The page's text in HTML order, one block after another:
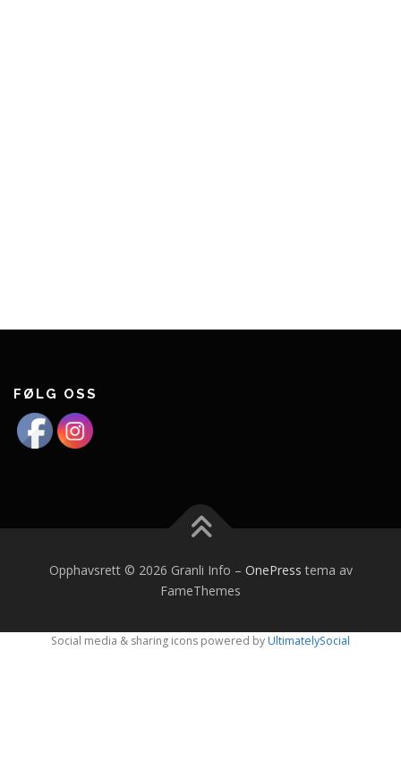
FØLG OSS
Opphavsrett © 2026 Granli Info – OnePress tema av
FameThemes
Social media & sharing icons powered byUltimatelySocial